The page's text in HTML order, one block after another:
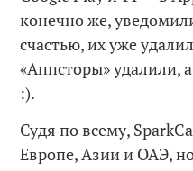
конечно же,
счастью, их уже
«Аппсторы» удалили,
:).
Судя по всему,
Европе, Азии и ОАЭ,